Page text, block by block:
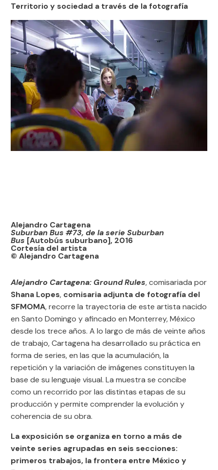
Territorio y sociedad a través de la fotografía
Alejandro Cartagena
Suburban Bus #73, de la serie Suburban
Bus [Autobús suburbano], 2016
Cortesía del artista
© Alejandro Cartagena
Alejandro Cartagena: Ground Rules, comisariada por
Shana Lopes, comisaria adjunta de fotografía del
SFMOMA, recorre la trayectoria de este artista nacido
en Santo Domingo y afincado en Monterrey, México
desde los trece años. A lo largo de más de veinte años
de trabajo, Cartagena ha desarrollado su práctica en
forma de series, en las que la acumulación, la
repetición y la variación de imágenes constituyen la
base de su lenguaje visual. La muestra se concibe
como un recorrido por las distintas etapas de su
producción y permite comprender la evolución y
coherencia de su obra.
La exposición se organiza en torno a más de
veinte series agrupadas en seis secciones:
primeros trabajos, la frontera entre México y